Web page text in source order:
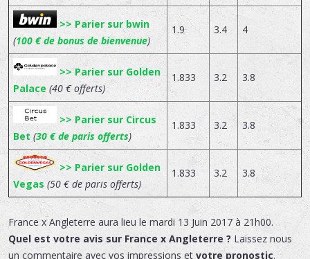
>> Parier sur bwin
(100 € de bonus de bienvenue)
1.9 3.4 4
>> Parier sur Golden
Palace (40 € offerts)
1.833 3.2 3.8
>> Parier sur Circus
Bet (30 € de paris offerts)
1.833 3.2 3.8
>> Parier sur Golden
Vegas (50 € de paris offerts)
1.833 3.2 3.8
France x Angleterre aura lieu le mardi 13 Juin 2017 à 21h00.
Quel est votre avis sur France x Angleterre ? Laissez nous
un commentaire avec vos impressions et votre pronostic.